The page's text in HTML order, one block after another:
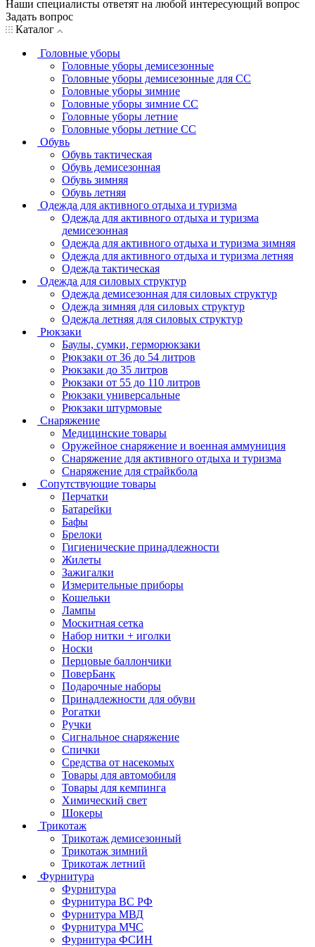
Наши специалисты ответят на любой интересующий вопрос
Задать вопрос
Каталог
Головные уборы
Головные уборы демисезонные
Головные уборы демисезонные для СС
Головные уборы зимние
Головные уборы зимние СС
Головные уборы летние
Головные уборы летние СС
Обувь
Обувь тактическая
Обувь демисезонная
Обувь зимняя
Обувь летняя
Одежда для активного отдыха и туризма
Одежда для активного отдыха и туризма
демисезонная
Одежда для активного отдыха и туризма зимняя
Одежда для активного отдыха и туризма летняя
Одежда тактическая
Одежда для силовых структур
Одежда демисезонная для силовых структур
Одежда зимняя для силовых структур
Одежда летняя для силовых структур
Рюкзаки
Баулы, сумки, герморюкзаки
Рюкзаки от 36 до 54 литров
Рюкзаки до 35 литров
Рюкзаки от 55 до 110 литров
Рюкзаки универсальные
Рюкзаки штурмовые
Снаряжение
Медицинские товары
Оружейное снаряжение и военная аммуниция
Снаряжение для активного отдыха и туризма
Снаряжение для страйкбола
Сопутствующие товары
Перчатки
Батарейки
Бафы
Брелоки
Гигиенические принадлежности
Жилеты
Зажигалки
Измерительные приборы
Кошельки
Лампы
Москитная сетка
Набор нитки + иголки
Носки
Перцовые баллончики
ПоверБанк
Подарочные наборы
Принадлежности для обуви
Рогатки
Ручки
Сигнальное снаряжение
Спички
Средства от насекомых
Товары для автомобиля
Товары для кемпинга
Химический свет
Шокеры
Трикотаж
Трикотаж демисезонный
Трикотаж зимний
Трикотаж летний
Фурнитура
Фурнитура
Фурнитура ВС РФ
Фурнитура МВД
Фурнитура МЧС
Фурнитура ФСИН